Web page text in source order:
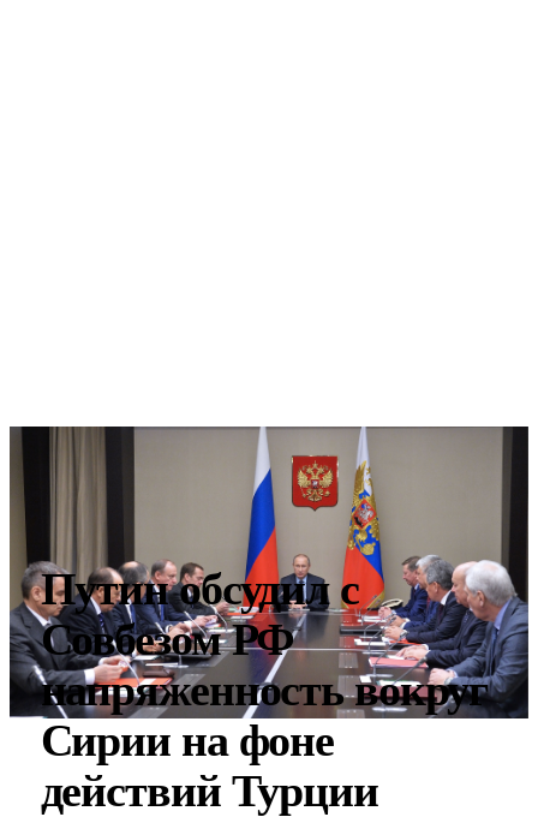
Путин обсудил с
Совбезом РФ
напряженность вокруг
Сирии на фоне
действий Турции